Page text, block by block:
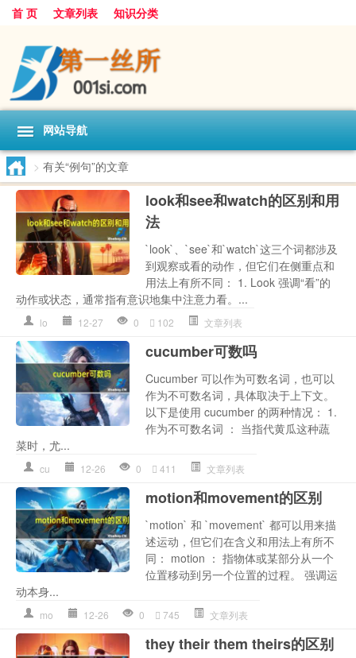
首 页 文章列表 知识分类
网站导航
> 有关“例句”的文章
look和see和watch的区别和用
法
`look`、`see`和`watch`这三个词都涉及
到观察或看的动作，但它们在侧重点和
用法上有所不同： 1. Look 强调“看”的
动作或状态，通常指有意识地集中注意力看。...
lo 12-27 0 102 文章列表
cucumber可数吗
Cucumber 可以作为可数名词，也可以
作为不可数名词，具体取决于上下文。
以下是使用 cucumber 的两种情况： 1.
作为不可数名词 ： 当指代黄瓜这种蔬
菜时，尤...
cu 12-26 0 411 文章列表
motion和movement的区别
`motion` 和 `movement` 都可以用来描
述运动，但它们在含义和用法上有所不
同： motion ： 指物体或某部分从一个
位置移动到另一个位置的过程。 强调运
动本身...
mo 12-26 0 745 文章列表
they their them theirs的区别